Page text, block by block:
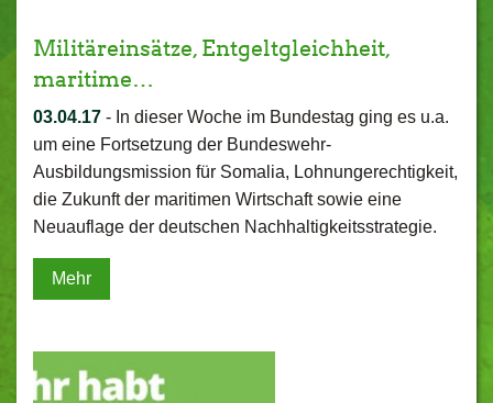
Militäreinsätze, Entgeltgleichheit,
maritime…
03.04.17 - In dieser Woche im Bundestag ging es u.a.
um eine Fortsetzung der Bundeswehr-
Ausbildungsmission für Somalia, Lohnungerechtigkeit,
die Zukunft der maritimen Wirtschaft sowie eine
Neuauflage der deutschen Nachhaltigkeitsstrategie.
Mehr